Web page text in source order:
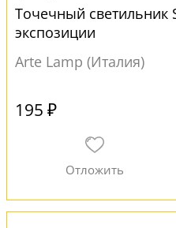
Точечный светильник
экспозиции
Arte Lamp (Италия)
195 ₽